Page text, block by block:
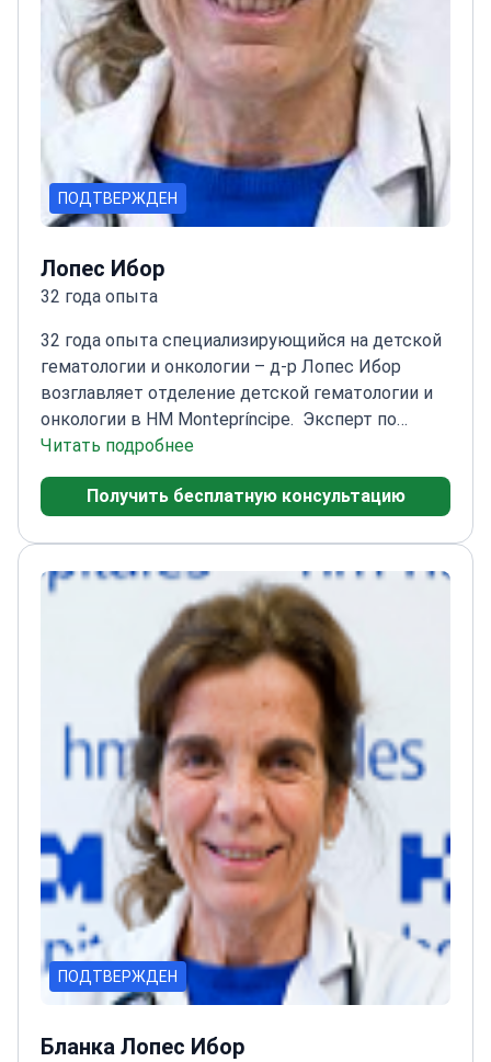
ПОДТВЕРЖДЕН
Лопес Ибор
32 года опыта
32 года опыта специализирующийся на детской
гематологии и онкологии – д-р Лопес Ибор
возглавляет отделение детской гематологии и
онкологии в HM Montepríncipe. Эксперт по
лечению опухолей костей и головного мозга у
Мэрилендском университетеАвтор
занимал руководящую должность в Clínica San
Rafael
Читать подробнее
Получить бесплатную консультацию
ПОДТВЕРЖДЕН
Бланка Лопес Ибор